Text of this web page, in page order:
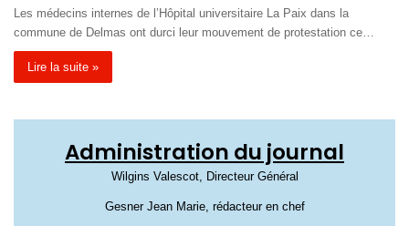
Les médecins internes de l’Hôpital universitaire La Paix dans la
commune de Delmas ont durci leur mouvement de protestation ce…
Lire la suite »
Administration du journal
Wilgins Valescot, Directeur Général
Gesner Jean Marie, rédacteur en chef